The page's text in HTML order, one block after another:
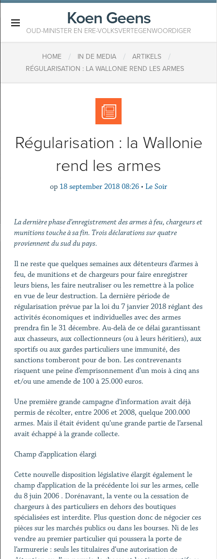
Koen Geens
OUD-MINISTER EN ERE-VOLKSVERTEGENWOORDIGER
HOME / IN DE MEDIA / ARTIKELS /
​RÉGULARISATION : LA WALLONIE REND LES ARMES
​Régularisation : la Wallonie
rend les armes
op 18 september 2018 08:26 • Le Soir
La dernière phase d’enregistrement des armes à feu, chargeurs et
munitions touche à sa fin. Trois déclarations sur quatre
proviennent du sud du pays.
Il ne reste que quelques semaines aux détenteurs d’armes à
feu, de munitions et de chargeurs pour faire enregistrer
leurs biens, les faire neutraliser ou les remettre à la police
en vue de leur destruction. La dernière période de
régularisation prévue par la loi du 7 janvier 2018 réglant des
activités économiques et individuelles avec des armes
prendra fin le 31 décembre. Au-delà de ce délai garantissant
aux chasseurs, aux collectionneurs (ou à leurs héritiers), aux
sportifs ou aux gardes particuliers une immunité, des
sanctions tomberont pour de bon. Les contrevenants
risquent une peine d’emprisonnement d’un mois à cinq ans
et/ou une amende de 100 à 25.000 euros.
Une première grande campagne d’information avait déjà
permis de récolter, entre 2006 et 2008, quelque 200.000
armes. Mais il était évident qu’une grande partie de l’arsenal
avait échappé à la grande collecte.
Champ d’application élargi
Cette nouvelle disposition législative élargit également le
champ d’application de la précédente loi sur les armes, celle
du 8 juin 2006 . Dorénavant, la vente ou la cessation de
chargeurs à des particuliers en dehors des boutiques
spécialisées est interdite. Plus question donc de négocier ces
pièces sur les marchés publics ou dans les bourses. Ni de les
vendre au premier particulier qui poussera la porte de
l’armurerie : seuls les titulaires d’une autorisation de